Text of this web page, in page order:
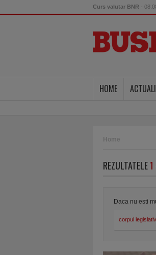
Curs valutar BNR -
HOME
Home
REZULTATELE1
Daca nu esti